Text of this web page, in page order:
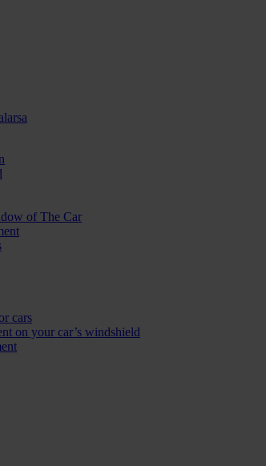
of The Car
cars
on your car’s windshield